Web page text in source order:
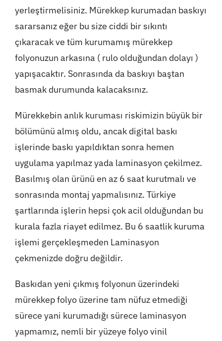
yerleştirmelisiniz. Mürekkep kurumadan baskıyı
sararsanız eğer bu size ciddi bir sıkıntı
çıkaracak ve tüm kurumamış mürekkep
folyonuzun arkasına ( rulo olduğundan dolayı )
yapışacaktır. Sonrasında da baskıyı baştan
basmak durumunda kalacaksınız.
Mürekkebin anlık kuruması riskimizin büyük bir
bölümünü almış oldu, ancak digital baskı
işlerinde baskı yapıldıktan sonra hemen
uygulama yapılmaz yada laminasyon çekilmez.
Basılmış olan ürünü en az 6 saat kurutmalı ve
sonrasında montaj yapmalısınız. Türkiye
şartlarında işlerin hepsi çok acil olduğundan bu
kurala fazla riayet edilmez. Bu 6 saatlik kuruma
işlemi gerçekleşmeden Laminasyon
çekmenizde doğru değildir.
Baskıdan yeni çıkmış folyonun üzerindeki
mürekkep folyo üzerine tam nüfuz etmediği
sürece yani kurumadığı sürece laminasyon
yapmamız, nemli bir yüzeye folyo vinil